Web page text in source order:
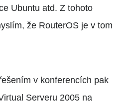
Ubuntu atd. Z tohoto
že RouterOS je v tom
v konferencích pak
Serveru 2005 na